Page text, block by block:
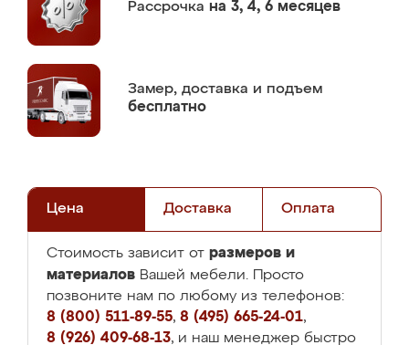
Рассрочка на 3, 4, 6 месяцев
Замер, доставка и подъем
бесплатно
Цена Доставка Оплата
Стоимость зависит от размеров и
материалов Вашей мебели. Просто
позвоните нам по любому из телефонов:
8 (800) 511-89-55, 8 (495) 665-24-01,
8 (926) 409-68-13, и наш менеджер быстро